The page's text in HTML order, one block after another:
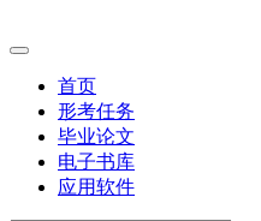
首页
形考任务
毕业论文
电子书库
应用软件